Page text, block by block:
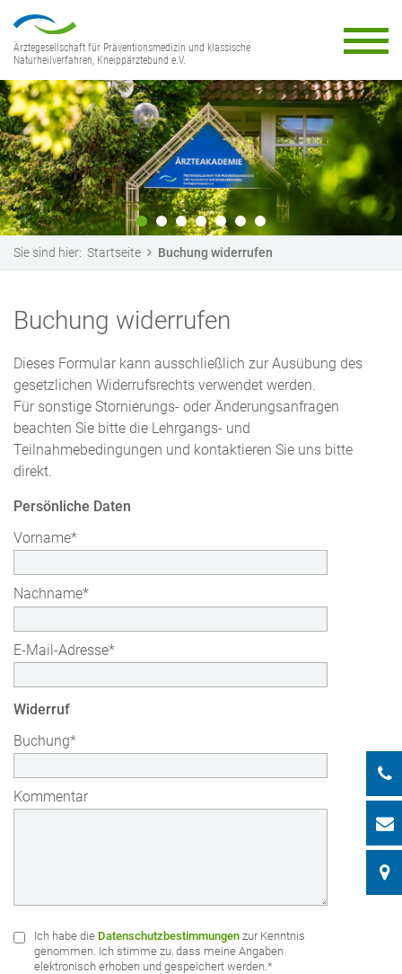
Ärztegesellschaft für Präventionsmedizin und klassische
Naturheilverfahren, Kneippärztebund e.V.
Sie sind hier: Startseite Buchung widerrufen
Buchung widerrufen
Dieses Formular kann ausschließlich zur Ausübung des
gesetzlichen Widerrufsrechts verwendet werden.
Für sonstige Stornierungs- oder Änderungsanfragen
beachten Sie bitte die Lehrgangs- und
Teilnahmebedingungen und kontaktieren Sie uns bitte
direkt.
Persönliche Daten
Vorname*
Nachname*
E-Mail-Adresse*
Widerruf
Buchung*
Kommentar
Ich habe die Datenschutz­bestimmungen zur Kenntnis
genommen. Ich stimme zu, dass meine Angaben
elektronisch erhoben und gespeichert werden. *